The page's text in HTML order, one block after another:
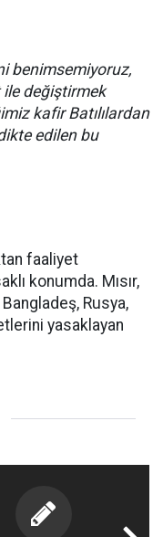
benimsemiyoruz,
değiştirmek
kafir Batılılardan
edilen bu
faaliyet
konumda. Mısır,
Rusya,
yasaklayan